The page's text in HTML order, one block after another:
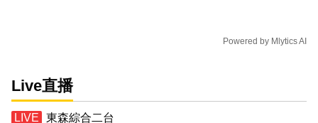
Powered by Mlytics AI
Live直播
東森綜合二台